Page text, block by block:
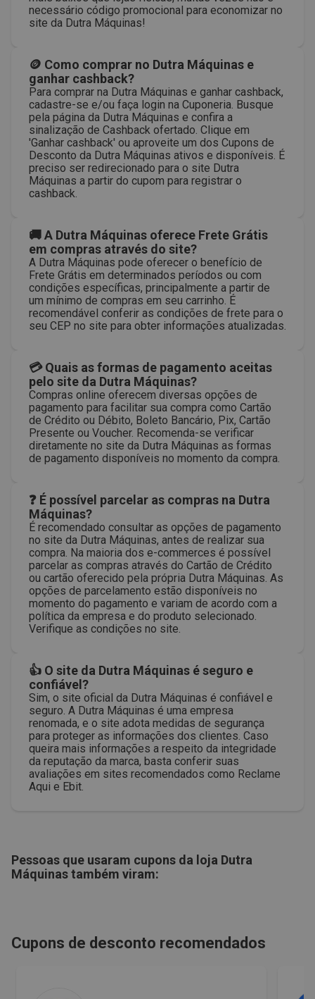
necessário código promocional para economizar no
site da Dutra Máquinas!
🪙 Como comprar no Dutra Máquinas e
ganhar cashback?
Para comprar na Dutra Máquinas e ganhar cashback,
cadastre-se e/ou faça login na Cuponeria. Busque
pela página da Dutra Máquinas e confira a
sinalização de Cashback ofertado. Clique em
'Ganhar cashback' ou aproveite um dos Cupons de
Desconto da Dutra Máquinas ativos e disponíveis. É
preciso ser redirecionado para o site Dutra
Máquinas a partir do cupom para registrar o
cashback.
🚚 A Dutra Máquinas oferece Frete Grátis
em compras através do site?
A Dutra Máquinas pode oferecer o benefício de
Frete Grátis em determinados períodos ou com
condições específicas, principalmente a partir de
um mínimo de compras em seu carrinho. É
recomendável conferir as condições de frete para o
seu CEP no site para obter informações atualizadas.
💳 Quais as formas de pagamento aceitas
pelo site da Dutra Máquinas?
Compras online oferecem diversas opções de
pagamento para facilitar sua compra como Cartão
de Crédito ou Débito, Boleto Bancário, Pix, Cartão
Presente ou Voucher. Recomenda-se verificar
diretamente no site da Dutra Máquinas as formas
de pagamento disponíveis no momento da compra.
❓ É possível parcelar as compras na Dutra
Máquinas?
É recomendado consultar as opções de pagamento
no site da Dutra Máquinas, antes de realizar sua
compra. Na maioria dos e-commerces é possível
parcelar as compras através do Cartão de Crédito
ou cartão oferecido pela própria Dutra Máquinas. As
opções de parcelamento estão disponíveis no
momento do pagamento e variam de acordo com a
política da empresa e do produto selecionado.
Verifique as condições no site.
👍 O site da Dutra Máquinas é seguro e
confiável?
Sim, o site oficial da Dutra Máquinas é confiável e
seguro. A Dutra Máquinas é uma empresa
renomada, e o site adota medidas de segurança
para proteger as informações dos clientes. Caso
queira mais informações a respeito da integridade
da reputação da marca, basta conferir suas
avaliações em sites recomendados como Reclame
Aqui e Ebit.
Pessoas que usaram cupons da loja Dutra
Máquinastambém viram:
Cupons de desconto recomendados